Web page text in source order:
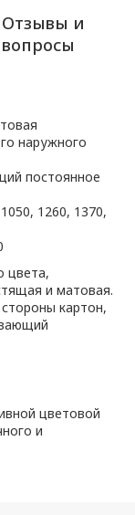
Отзывы и
вопросы
наружного
постоянное
1260, 1370,
цвета,
и матовая.
картон,
цветовой
и